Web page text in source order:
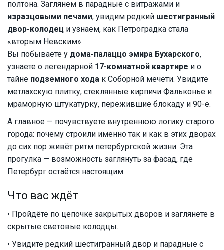
полтона. Заглянем в парадные с витражами и
изразцовыми печами, увидим редкий шестигранный
двор-колодец и узнаем, как Петроградка стала
«вторым Невским».
Вы побываете у дома-палаццо эмира Бухарского,
узнаете о легендарной 17-комнатной квартире и о
тайне подземного хода к Соборной мечети. Увидите
метлахскую плитку, стеклянные кирпичи Фальконье и
мраморную штукатурку, пережившие блокаду и 90-е.
А главное — почувствуете внутреннюю логику старого
города: почему строили именно так и как в этих дворах
до сих пор живёт ритм петербургской жизни. Эта
прогулка — возможность заглянуть за фасад, где
Петербург остаётся настоящим.
Что вас ждёт
• Пройдёте по цепочке закрытых дворов и заглянете в
скрытые световые колодцы.
• Увидите редкий шестигранный двор и парадные с